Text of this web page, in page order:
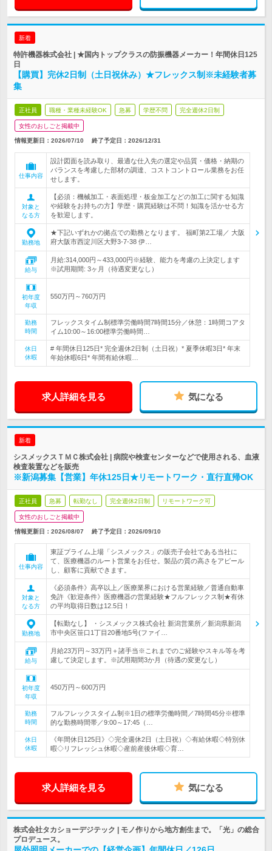
新着
特許機器株式会社 | ★国内トップクラスの防振機器メーカー！年間休日125
日
【購買】完休2日制（土日祝休み）★フレックス制※未経験者募
集
正社員 職種・業種未経験OK 急募 学歴不問 完全週休2日制
女性のおしごと掲載中
情報更新日：2026/07/10 終了予定日： 2026/12/31
仕事内容
設計図面を読み取り、最適な仕入先の選定や品質・価格・納期の
バランスを考慮した部材の調達、コストコントロール業務をお任
せします。
対象と
なる方
【必須：機械加工・表面処理・板金加工などの加工に関する知識
や経験をお持ちの方】学歴・購買経験は不問！知識を活かせる方
を歓迎します。
勤務地
★下記いずれかの拠点での勤務となります。 福町第2工場／ 大阪
府大阪市西淀川区大野3-7-38 伊…
給与
月給:314,000円～433,000円※経験、能力を考慮の上決定します
※試用期間: 3ヶ月（待遇変更なし）
初年度
年収
550万円～760万円
勤務
時間
フレックスタイム制標準労働時間7時間15分／休憩：1時間コアタ
イム10:00～16:00標準労働時間…
休日
休暇
# 年間休日125日* 完全週休2日制（土日祝）* 夏季休暇3日* 年末
年始休暇6日* 年間有給休暇…
求人詳細を見る 気になる
新着
シスメックスＴＭＣ株式会社 | 病院や検査センターなどで使用される、血液
検査装置などを販売
※新潟募集【営業】年休125日★リモートワーク・直行直帰OK
正社員 急募 転勤なし 完全週休2日制 リモートワーク可
女性のおしごと掲載中
情報更新日：2026/08/07 終了予定日： 2026/09/10
仕事内容
東証プライム上場「シスメックス」の販売子会社である当社に
て、医療機器のルート営業をお任せ。製品の質の高さをアピール
し、顧客に貢献できます。
対象と
なる方
《必須条件》高卒以上／医療業界における営業経験／普通自動車
免許《歓迎条件》医療機器の営業経験★フルフレックス制★有休
の平均取得日数は12.5日！
勤務地
【転勤なし】 ・シスメックス株式会社 新潟営業所／新潟県新潟
市中央区笹口1丁目20番地5号(ファイ…
給与
月給23万円～33万円＋諸手当※これまでのご経験やスキル等を考
慮して決定します。※試用期間3か月（待遇の変更なし）
初年度
年収
450万円～600万円
勤務
時間
フルフレックスタイム制※1日の標準労働時間／7時間45分※標準
的な勤務時間帯／9:00～17:45（…
休日
休暇
《年間休日125日》◇完全週休2日（土日祝）◇有給休暇◇特別休
暇◇リフレッシュ休暇◇産前産後休暇◇育…
求人詳細を見る 気になる
株式会社タカショーデジテック | モノ作りから地方創生まで。「光」の総合
プロデュース。